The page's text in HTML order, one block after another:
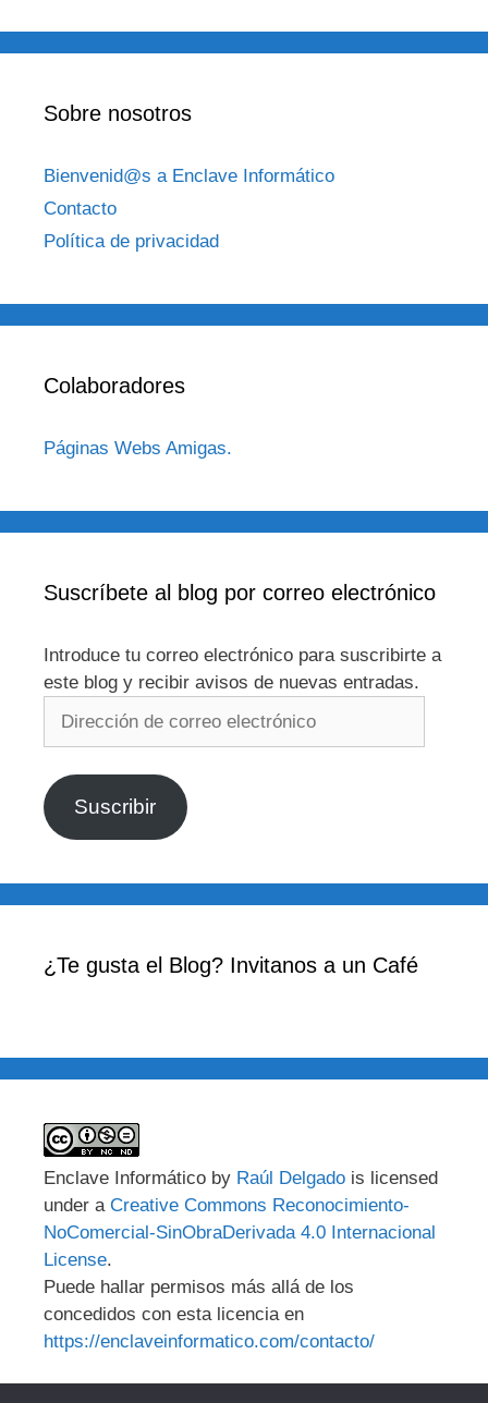
Sobre nosotros
Bienvenid@s a Enclave Informático
Contacto
Política de privacidad
Colaboradores
Páginas Webs Amigas.
Suscríbete al blog por correo electrónico
Introduce tu correo electrónico para suscribirte a
este blog y recibir avisos de nuevas entradas.
electrónico
Suscribir
¿Te gusta el Blog? Invitanos a un Café
Enclave Informático by Raúl Delgado is licensed
under a Creative Commons Reconocimiento-
NoComercial-SinObraDerivada 4.0 Internacional
License.
Puede hallar permisos más allá de los
concedidos con esta licencia en
https://enclaveinformatico.com/contacto/